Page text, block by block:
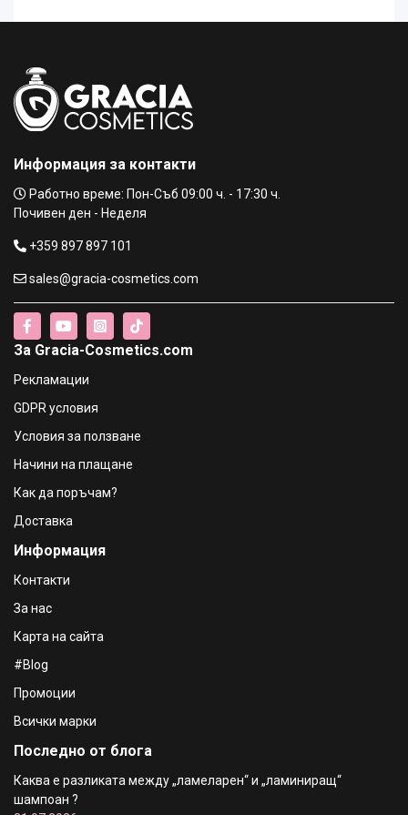
Информация за контакти
Работно време: Пон-Съб 09:00 ч. - 17:30 ч.
Почивен ден - Неделя
+359 897 897 101
sales@gracia-cosmetics.com
За Gracia-Cosmetics.com
Рекламации
GDPR условия
Условия за ползване
Начини на плащане
Как да поръчам?
Доставка
Информация
Контакти
За нас
Карта на сайта
#Blog
Промоции
Всички марки
Последно от блога
Каква е разликата между „ламеларен“ и „ламиниращ“
шампоан ?